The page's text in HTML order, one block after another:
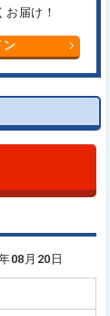
届け！
ン
08月20日